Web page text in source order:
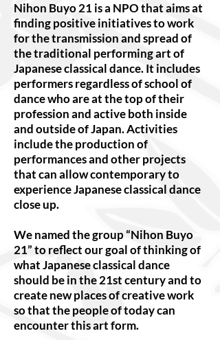
Nihon Buyo 21 is a NPO that aims at
finding positive initiatives to work
for the transmission and spread of
the traditional performing art of
Japanese classical dance. It includes
performers regardless of school of
dance who are at the top of their
profession and active both inside
and outside of Japan. Activities
include the production of
performances and other projects
that can allow contemporary to
experience Japanese classical dance
close up.
We named the group “Nihon Buyo
21” to reflect our goal of thinking of
what Japanese classical dance
should be in the 21st century and to
create new places of creative work
so that the people of today can
encounter this art form.